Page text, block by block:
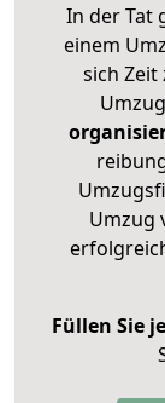
In der Tat
einem
sich Zeit
Umzug
Füllen Sie